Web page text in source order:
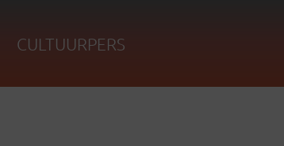
CULTUURPERS